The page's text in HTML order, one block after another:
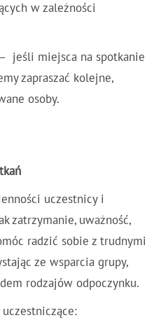
w zależności
jeśli miejsca na spotkanie
zapraszać kolejne,
osoby.
uczestnicy i
zatrzymanie, uważność,
radzić sobie z trudnymi
ze wsparcia grupy,
rodzajów odpoczynku.